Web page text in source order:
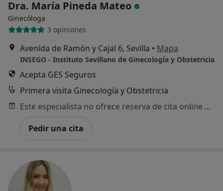
Dra. María Pineda Mateo
Ginecóloga
3 opiniones
Avenida de Ramón y Cajal 6, Sevilla • Mapa
INSEGO - Instituto Sevillano de Ginecología y Obstetricia
Acepta GES Seguros
Primera visita Ginecología y Obstetricia
Este especialista no ofrece reserva de cita online en esta dirección.
Pedir una cita